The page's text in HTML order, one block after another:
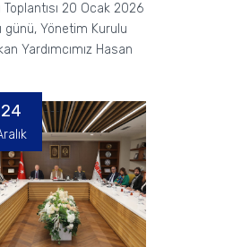
Toplantısı 20 Ocak 2026
günü, Yönetim Kurulu
Yardımcımız Hasan
24